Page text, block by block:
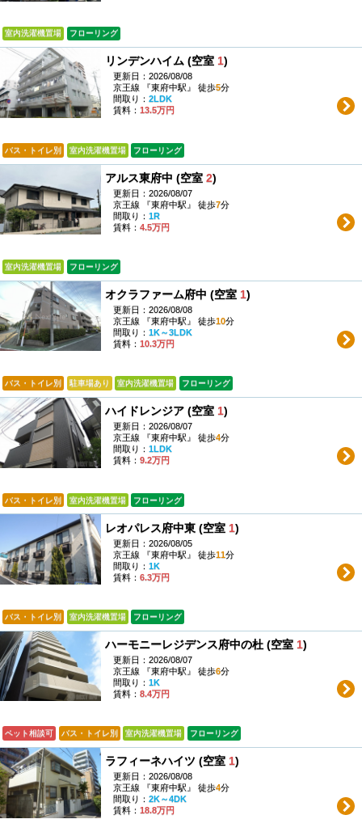
室内洗濯機置場 フローリング
リンデンハイム (空室 1)
更新日：2026/08/08
京王線 『東府中駅』 徒歩5分
間取り： 2LDK
賃料： 13.5万円
バス・トイレ別 室内洗濯機置場 フローリング
アルス東府中 (空室 2)
更新日：2026/08/07
京王線 『東府中駅』 徒歩7分
間取り： 1R
賃料： 4.5万円
室内洗濯機置場 フローリング
オクラファーム府中 (空室 1)
更新日：2026/08/08
京王線 『東府中駅』 徒歩10分
間取り： 1K～3LDK
賃料： 10.3万円
バス・トイレ別 駐車場あり 室内洗濯機置場 フローリング
ハイドレンジア (空室 1)
更新日：2026/08/07
京王線 『東府中駅』 徒歩4分
間取り： 1LDK
賃料： 9.2万円
バス・トイレ別 室内洗濯機置場 フローリング
レオパレス府中東 (空室 1)
更新日：2026/08/05
京王線 『東府中駅』 徒歩11分
間取り： 1K
賃料： 6.3万円
バス・トイレ別 室内洗濯機置場 フローリング
ハーモニーレジデンス府中の杜 (空室 1)
更新日：2026/08/07
京王線 『東府中駅』 徒歩6分
間取り： 1K
賃料： 8.4万円
ペット相談可 バス・トイレ別 室内洗濯機置場 フローリング
ラフィーネハイツ (空室 1)
更新日：2026/08/08
京王線 『東府中駅』 徒歩4分
間取り： 2K～4DK
賃料： 18.8万円